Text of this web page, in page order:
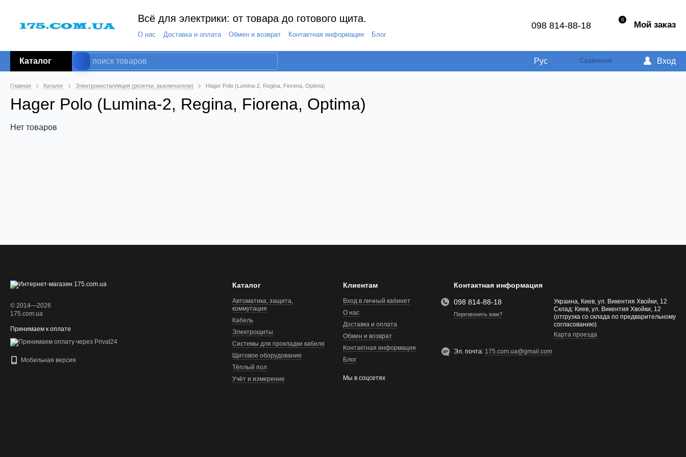
Всё для электрики: от товара до готового щита.
О нас Доставка и оплата Обмен и возврат Контактная информация Блог
098 814-88-18
0 Мой заказ
Каталог Рус Сравнение Вход
Главная Каталог Электроинсталляция (розетки, выключатели) Hager Polo (Lumina-2, Regina, Fiorena, Optima)
Hager Polo (Lumina-2, Regina, Fiorena, Optima)
Нет товаров
© 2014—2026
175.com.ua
Принимаем к оплате
Мобильная версия
Каталог
Автоматика, защита,
коммутация
Кабель
Электрощиты
Системы для прокладки кабеля
Щитовое оборудование
Тёплый пол
Учёт и измерение
Клиентам
Вход в личный кабинет
О нас
Доставка и оплата
Обмен и возврат
Контактная информация
Блог
Мы в соцсетях
Контактная информация
098 814-88-18
Перезвонить вам?
Украина, Киев, ул. Викентия Хвойки, 12
Склад: Киев, ул. Викентия Хвойки, 12
(отгрузка со склада по предварительному
согласованию)
Карта проезда
Эл. почта: 175.com.ua@gmail.com